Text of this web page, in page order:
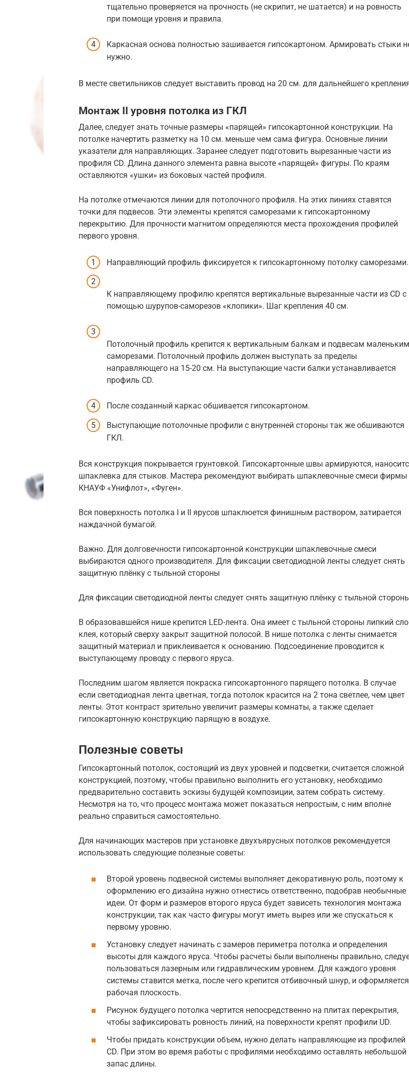
тщательно проверяется на прочность (не скрипит, не шатается) и на ровность
при помощи уровня и правила.
Каркасная основа полностью зашивается гипсокартоном. Армировать стыки
нужно.
В месте светильников следует выставить провод на 20 см. для дальнейшего
Монтаж II уровня потолка из ГКЛ
Далее, следует знать точные размеры «парящей» гипсокартонной конструкции. На
потолке начертить разметку на 10 см. меньше чем сама фигура. Основные линии
указатели для направляющих. Заранее следует подготовить вырезанные части из
профиля CD. Длина данного элемента равна высоте «парящей» фигуры. По краям
оставляются «ушки» из боковых частей профиля.
На потолке отмечаются линии для потолочного профиля. На этих линиях ставятся
точки для подвесов. Эти элементы крепятся саморезами к гипсокартонному
перекрытию. Для прочности магнитом определяются места прохождения профилей
первого уровня.
Направляющий профиль фиксируется к гипсокартонному потолку саморезами.
К направляющему профилю крепятся вертикальные вырезанные части из CD с
помощью шурупов-саморезов «клопики». Шаг крепления 40 см.
Потолочный профиль крепится к вертикальным балкам и подвесам
саморезами. Потолочный профиль должен выступать за пределы
направляющего на 15-20 см. На выступающие части балки устанавливается
профиль CD.
После созданный каркас обшивается гипсокартоном.
Выступающие потолочные профили с внутренней стороны так же обшиваются
ГКЛ.
Вся конструкция покрывается грунтовкой. Гипсокартонные швы армируются,
шпаклевка для стыков. Мастера рекомендуют выбирать шпаклевочные смеси фирмы
КНАУФ «Унифлот», «Фуген».
Вся поверхность потолка I и II ярусов шпаклюется финишным раствором, затирается
наждачной бумагой.
Важно. Для долговечности гипсокартонной конструкции шпаклевочные смеси
выбираются одного производителя. Для фиксации светодиодной ленты следует снять
защитную плёнку с тыльной стороны
Для фиксации светодиодной ленты следует снять защитную плёнку с тыльной
В образовавшейся нише крепится LED-лента. Она имеет с тыльной стороны липкий
клея, который сверху закрыт защитной полосой. В нише потолка с ленты снимается
защитный материал и приклеивается к основанию. Подсоединение проводится к
выступающему проводу с первого яруса.
Последним шагом является покраска гипсокартонного парящего потолка. В случае
если светодиодная лента цветная, тогда потолок красится на 2 тона светлее, чем цвет
ленты. Этот контраст зрительно увеличит размеры комнаты, а также сделает
гипсокартонную конструкцию парящую в воздухе.
Полезные советы
Гипсокартонный потолок, состоящий из двух уровней и подсветки, считается сложной
конструкцией, поэтому, чтобы правильно выполнить его установку, необходимо
предварительно составить эскизы будущей композиции, затем собрать систему.
Несмотря на то, что процесс монтажа может показаться непростым, с ним вполне
реально справиться самостоятельно.
Для начинающих мастеров при установке двухъярусных потолков рекомендуется
использовать следующие полезные советы:
Второй уровень подвесной системы выполняет декоративную роль, поэтому к
оформлению его дизайна нужно отнестись ответственно, подобрав необычные
идеи. От форм и размеров второго яруса будет зависеть технология монтажа
конструкции, так как часто фигуры могут иметь вырез или же спускаться к
первому уровню.
Установку следует начинать с замеров периметра потолка и определения
высоты для каждого яруса. Чтобы расчеты были выполнены правильно,
пользоваться лазерным или гидравлическим уровнем. Для каждого уровня
системы ставится метка, после чего крепится отбивочный шнур, и оформляется
рабочая плоскость.
Рисунок будущего потолка чертится непосредственно на плитах перекрытия,
чтобы зафиксировать ровность линий, на поверхности крепят профили UD.
Чтобы придать конструкции объем, нужно делать направляющие из профилей
CD. При этом во время работы с профилями необходимо оставлять небольшой
запас длины.